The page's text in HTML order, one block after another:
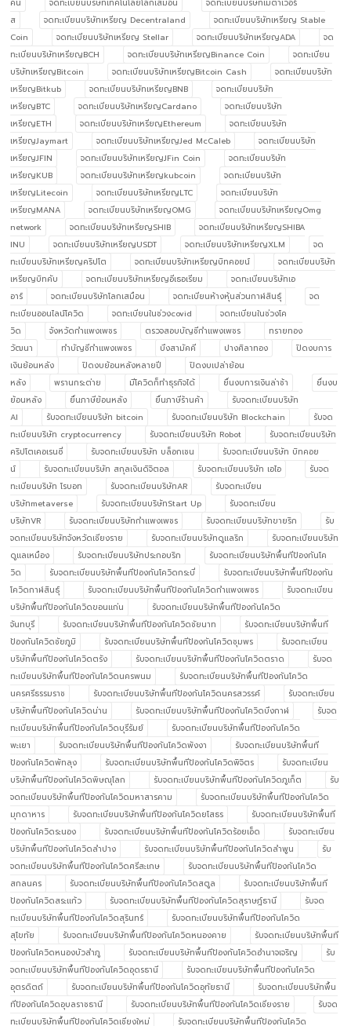
คน จดทะเบียนบริษัทเทคโนโลยีโลกเสมือน
จดทะเบียนบริษัทเมตาเวอร์
ส
จดทะเบียนบริษัทเหรียญ Decentraland
จดทะเบียนบริษัทเหรียญ Stable
Coin
จดทะเบียนบริษัทเหรียญ Stellar จดทะเบียนบริษัทเหรียญADA
จด
ทะเบียนบริษัทเหรียญBCH
จดทะเบียนบริษัทเหรียญBinance Coin
จดทะเบียน
บริษัทเหรียญBitcoin
จดทะเบียนบริษัทเหรียญBitcoin Cash
จดทะเบียนบริษัท
เหรียญBitkub
จดทะเบียนบริษัทเหรียญBNB
จดทะเบียนบริษัท
เหรียญBTC
จดทะเบียนบริษัทเหรียญCardano
จดทะเบียนบริษัท
เหรียญETH
จดทะเบียนบริษัทเหรียญEthereum
จดทะเบียนบริษัท
เหรียญJaymart
จดทะเบียนบริษัทเหรียญJed McCaleb
จดทะเบียนบริษัท
เหรียญJFIN
จดทะเบียนบริษัทเหรียญJFin Coin
จดทะเบียนบริษัท
เหรียญKUB
จดทะเบียนบริษัทเหรียญkubcoin
จดทะเบียนบริษัท
เหรียญLitecoin
จดทะเบียนบริษัทเหรียญLTC
จดทะเบียนบริษัท
เหรียญMANA
จดทะเบียนบริษัทเหรียญOMG
จดทะเบียนบริษัทเหรียญOmg
network
จดทะเบียนบริษัทเหรียญSHIB
จดทะเบียนบริษัทเหรียญSHIBA
INU
จดทะเบียนบริษัทเหรียญUSDT จดทะเบียนบริษัทเหรียญXLM
จด
ทะเบียนบริษัทเหรียญคริปโต
จดทะเบียนบริษัทเหรียญบิทคอยน์
จดทะเบียนบริษัท
เหรียญบิทคับ
จดทะเบียนบริษัทเหรียญอีเธอเรียม
จดทะเบียนบริษัทเอ
อาร์
จดทะเบียนบริษัทโลกเสมือน จดทะเบียนห้างหุ้นส่วนกาฬสินธุ์
จด
ทะเบียนออนไลน์โควิด
จดทะเบียนในช่วงcovid
จดทะเบียนในช่วงโค
วิด
จังหวัดกำแพงเพชร ตรวจสอบบัญชีกำแพงเพชร
ทรายทอง
วัฒนา
ทำบัญชีกำแพงเพชร บึงสามัคคี ปางศิลาทอง
ปิดงบการ
เงินย้อนหลัง
ปิดงบย้อนหลังหลายปี
ปิดงบเปล่าย้อน
หลัง
พรานกระต่าย มีโควิดก็ทำธุรกิจได้ ยื่นงบการเงินล่าช้า
ยื่นงบ
ย้อนหลัง
ยื่นภาษีย้อนหลัง ยื่นภาษีร้านค้า
รับจดทะเบียนบริษัท
AI
รับจดทะเบียนบริษัท bitcoin รับจดทะเบียนบริษัท Blockchain
รับจด
ทะเบียนบริษัท cryptocurrency
รับจดทะเบียนบริษัท Robot
รับจดทะเบียนบริษัท
คริปโตเคอเรนซี่
รับจดทะเบียนบริษัท บล็อกเชน
รับจดทะเบียนบริษัท บิทคอย
น์
รับจดทะเบียนบริษัท สกุลเงินดิจิตอล รับจดทะเบียนบริษัท เอไอ
รับจด
ทะเบียนบริษัท โรบอท
รับจดทะเบียนบริษัทAR
รับจดทะเบียน
บริษัทmetaverse
รับจดทะเบียนบริษัทStart Up
รับจดทะเบียน
บริษัทVR
รับจดทะเบียนบริษัทกำแพงเพชร รับจดทะเบียนบริษัทขายริก
รับ
จดทะเบียนบริษัทจังหวัดเชียงราย
รับจดทะเบียนบริษัทดูแลริก
รับจดทะเบียนบริษัท
ดูแลเหมือง
รับจดทะเบียนบริษัทประกอบริก
รับจดทะเบียนบริษัทพื้นทีป้องกันโค
วิด
รับจดทะเบียนบริษัทพื้นทีป้องกันโควิดกระบี่
รับจดทะเบียนบริษัทพื้นทีป้องกัน
โควิดกาฬสินธุ์
รับจดทะเบียนบริษัทพื้นทีป้องกันโควิดกำแพงเพชร
รับจดทะเบียน
บริษัทพื้นทีป้องกันโควิดขอนแก่น
รับจดทะเบียนบริษัทพื้นทีป้องกันโควิด
จันทบุรี
รับจดทะเบียนบริษัทพื้นทีป้องกันโควิดชัยนาท
รับจดทะเบียนบริษัทพื้นที
ป้องกันโควิดชัยภูมิ
รับจดทะเบียนบริษัทพื้นทีป้องกันโควิดชุมพร
รับจดทะเบียน
บริษัทพื้นทีป้องกันโควิดตรัง
รับจดทะเบียนบริษัทพื้นทีป้องกันโควิดตราด
รับจด
ทะเบียนบริษัทพื้นทีป้องกันโควิดนครพนม
รับจดทะเบียนบริษัทพื้นทีป้องกันโควิด
นครศรีธรรมราช
รับจดทะเบียนบริษัทพื้นทีป้องกันโควิดนครสวรรค์
รับจดทะเบียน
บริษัทพื้นทีป้องกันโควิดน่าน
รับจดทะเบียนบริษัทพื้นทีป้องกันโควิดบึงกาฬ
รับจด
ทะเบียนบริษัทพื้นทีป้องกันโควิดบุรีรัมย์
รับจดทะเบียนบริษัทพื้นทีป้องกันโควิด
พะเยา
รับจดทะเบียนบริษัทพื้นทีป้องกันโควิดพังงา
รับจดทะเบียนบริษัทพื้นที
ป้องกันโควิดพัทลุง
รับจดทะเบียนบริษัทพื้นทีป้องกันโควิดพิจิตร
รับจดทะเบียน
บริษัทพื้นทีป้องกันโควิดพิษณุโลก
รับจดทะเบียนบริษัทพื้นทีป้องกันโควิดภูเก็ต
รับ
จดทะเบียนบริษัทพื้นทีป้องกันโควิดมหาสารคาม
รับจดทะเบียนบริษัทพื้นทีป้องกันโควิด
มุกดาหาร
รับจดทะเบียนบริษัทพื้นทีป้องกันโควิดยโสธร
รับจดทะเบียนบริษัทพื้นที
ป้องกันโควิดระนอง
รับจดทะเบียนบริษัทพื้นทีป้องกันโควิดร้อยเอ็ด
รับจดทะเบียน
บริษัทพื้นทีป้องกันโควิดลำปาง
รับจดทะเบียนบริษัทพื้นทีป้องกันโควิดลำพูน
รับ
จดทะเบียนบริษัทพื้นทีป้องกันโควิดศรีสะเกษ
รับจดทะเบียนบริษัทพื้นทีป้องกันโควิด
สกลนคร
รับจดทะเบียนบริษัทพื้นทีป้องกันโควิดสตูล
รับจดทะเบียนบริษัทพื้นที
ป้องกันโควิดสระแก้ว
รับจดทะเบียนบริษัทพื้นทีป้องกันโควิดสุราษฎ์ธานี
รับจด
ทะเบียนบริษัทพื้นทีป้องกันโควิดสุรินทร์
รับจดทะเบียนบริษัทพื้นทีป้องกันโควิด
สุโขทัย
รับจดทะเบียนบริษัทพื้นทีป้องกันโควิดหนองคาย
รับจดทะเบียนบริษัทพื้นที
ป้องกันโควิดหนองบัวลำภู
รับจดทะเบียนบริษัทพื้นทีป้องกันโควิดอำนาจเจริญ
รับ
จดทะเบียนบริษัทพื้นทีป้องกันโควิดอุดรธานี
รับจดทะเบียนบริษัทพื้นทีป้องกันโควิด
อุตรดิตถ์
รับจดทะเบียนบริษัทพื้นทีป้องกันโควิดอุทัยธานี
รับจดทะเบียนบริษัทพื้น
ทีป้องกันโควิดอุบลราชธานี
รับจดทะเบียนบริษัทพื้นทีป้องกันโควิดเชียงราย
รับจด
ทะเบียนบริษัทพื้นทีป้องกันโควิดเชียงใหม่
รับจดทะเบียนบริษัทพื้นทีป้องกันโควิด